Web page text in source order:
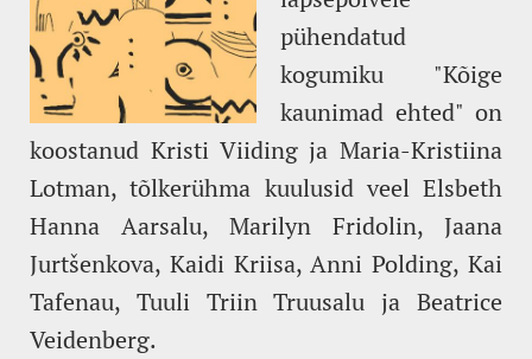
pühendatud
kogumiku "Kõige
kaunimad ehted" on
koostanud Kristi Viiding ja Maria-Kristiina
Lotman, tõlkerühma kuulusid veel Elsbeth
Hanna Aarsalu, Marilyn Fridolin, Jaana
Jurtšenkova, Kaidi Kriisa, Anni Polding, Kai
Tafenau, Tuuli Triin Truusalu ja Beatrice
Veidenberg.